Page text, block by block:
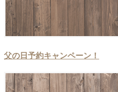
父の日予約キャンペーン！